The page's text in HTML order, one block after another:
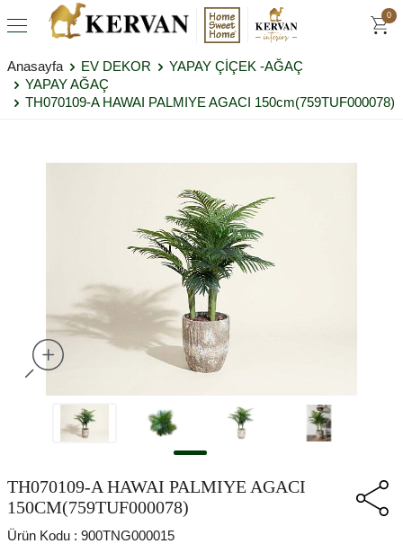
0
Anasayfa EV DEKOR
YAPAY ÇİÇEK -AĞAÇ
YAPAY AĞAÇ
TH070109-A HAWAI PALMIYE AGACI 150cm(759TUF000078)
TH070109-A HAWAI PALMIYE AGACI
150CM(759TUF000078)
Ürün Kodu : 900TNG000015